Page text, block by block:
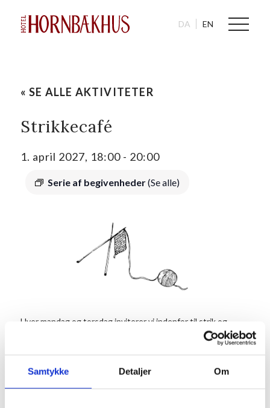
Samtykke Detaljer Om
DA EN
« SE ALLE AKTIVITETER
Strikkecafé
1. april 2027, 18:00- 20:00
Serie af begivenheder(Se alle)
Hver mandag og torsdag inviterer vi indenfor til strik og
hækling i en af stuerne. Strikkecaféen er et samlingspunkt
for alle der synes, det er hyggeligt at mødes og strikke
Tilmelding er dog nødvendig.
Vi byder på en kop kaffe og te.